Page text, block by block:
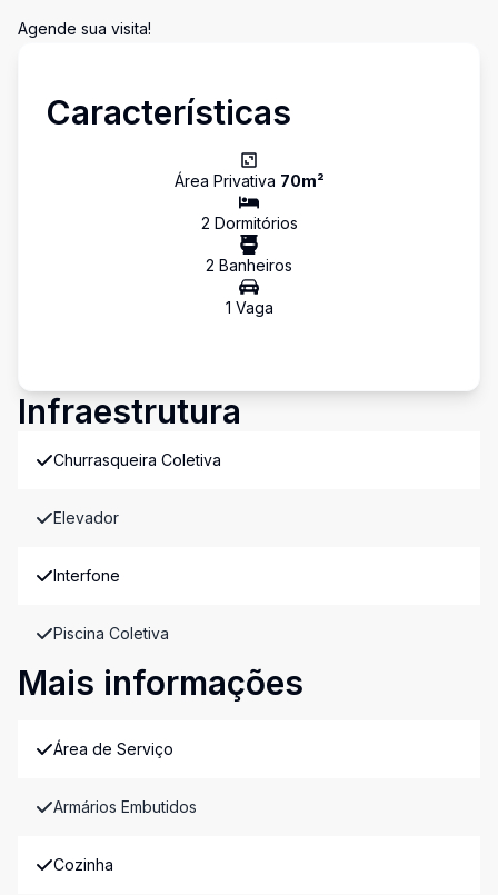
Agende sua visita!
Características
Área Privativa 70m²
2 Dormitórios
2 Banheiros
1 Vaga
Infraestrutura
Churrasqueira Coletiva
Elevador
Interfone
Piscina Coletiva
Mais informações
Área de Serviço
Armários Embutidos
Cozinha